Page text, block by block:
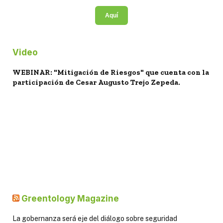
Aquí
Video
WEBINAR: "Mitigación de Riesgos" que cuenta con la
participación de Cesar Augusto Trejo Zepeda.
Greentology Magazine
La gobernanza será eje del diálogo sobre seguridad